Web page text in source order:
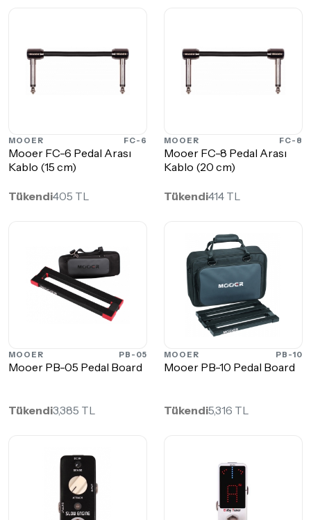
MOOER FC-6
Mooer FC-6 Pedal Arası
Kablo (15 cm)
Tükendi405 TL
MOOER FC-8
Mooer FC-8 Pedal Arası
Kablo (20 cm)
Tükendi414 TL
MOOER PB-05
Mooer PB-05 Pedal Board
Tükendi3,385 TL
MOOER PB-10
Mooer PB-10 Pedal Board
Tükendi5,316 TL